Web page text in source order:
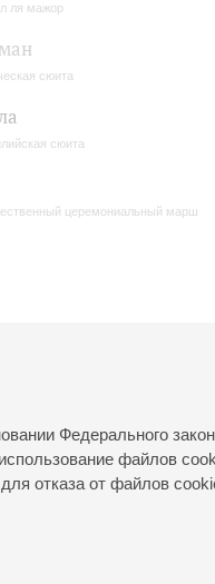
Федерального
файлов
отказа от файлов
ля мажор
сюита
сюита
церемониальный марш